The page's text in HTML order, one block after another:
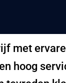
met
hoog